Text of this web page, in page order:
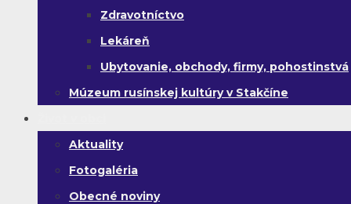
Zdravotníctvo
Lekáreň
Ubytovanie, obchody, firmy, pohostinstvá
Múzeum rusínskej kultúry v Stakčíne
Aktuality
Fotogaléria
Obecné noviny